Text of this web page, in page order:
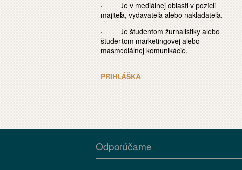
· Je v mediálnej oblasti v pozícii
majiteľa, vydavateľa alebo nakladateľa.
· Je študentom žurnalistiky alebo
študentom marketingovej alebo
masmediálnej komunikácie.
PRIHLÁŠKA
Odporúčame